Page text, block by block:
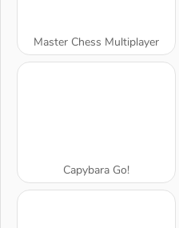
Master Chess Multiplayer
Capybara Go!